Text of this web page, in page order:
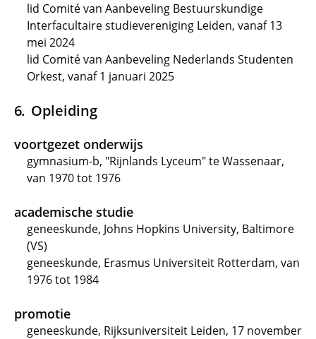
lid Comité van Aanbeveling Bestuurskundige
Interfacultaire studievereniging Leiden, vanaf 13
mei 2024
lid Comité van Aanbeveling Nederlands Studenten
Orkest, vanaf 1 januari 2025
Opleiding
voortgezet onderwijs
gymnasium-b, "Rijnlands Lyceum" te Wassenaar,
van 1970 tot 1976
academische studie
geneeskunde, Johns Hopkins University, Baltimore
(VS)
geneeskunde, Erasmus Universiteit Rotterdam, van
1976 tot 1984
promotie
geneeskunde, Rijksuniversiteit Leiden, 17 november